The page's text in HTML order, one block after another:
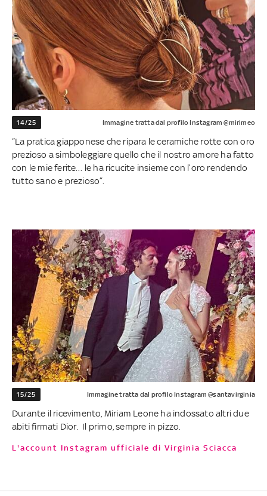
14/25 Immagine tratta dal profilo Instagram @mirimeo
“La pratica giapponese che ripara le ceramiche rotte con oro
prezioso a simboleggiare quello che il nostro amore ha fatto
con le mie ferite… le ha ricucite insieme con l’oro rendendo
tutto sano e prezioso”.
15/25 Immagine tratta dal profilo Instagram @santavirginia
Durante il ricevimento, Miriam Leone ha indossato altri due
abiti firmati Dior. Il primo, sempre in pizzo.
L'account Instagram ufficiale di Virginia Sciacca